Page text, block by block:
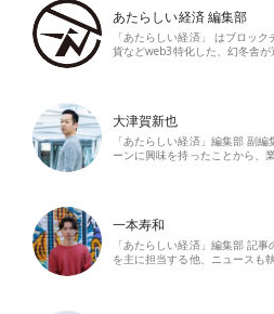
あたらしい経済 編集部
「あたらしい経済」 はブロッ
貨などweb3特化した、幻冬舎
大津賀新也
「あたらしい経済」編集部 副
ーンに興味を持ったことから、
一本寿和
「あたらしい経済」編集部 記
を主に担当する他、ニュースも